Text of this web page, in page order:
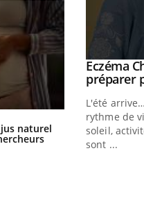
jus naturel Comment
vacances ?
: et si on
de type 2
les soignants.
Youtube
Eczéma
préparer
L'été
rythme de
soleil,
sont ...